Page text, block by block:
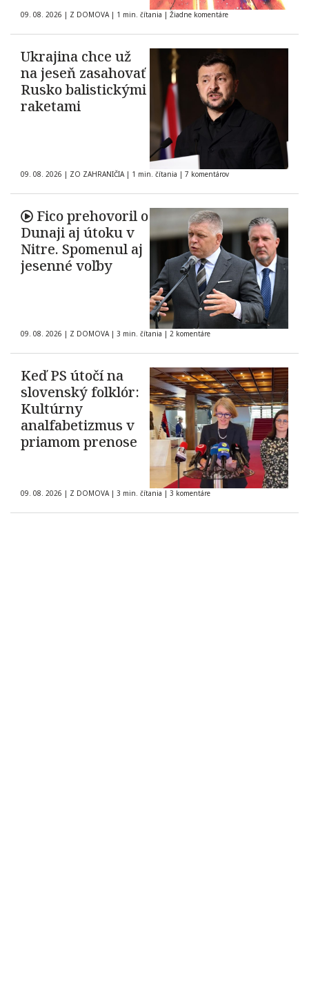
09. 08. 2026 | Z DOMOVA | 1 min. čítania | Žiadne komentáre
Ukrajina chce už
na jeseň zasahovať
Rusko balistickými
raketami
09. 08. 2026 | ZO ZAHRANIČIA | 1 min. čítania | 7 komentárov
Fico prehovoril o
Dunaji aj útoku v
Nitre. Spomenul aj
jesenné voľby
09. 08. 2026 | Z DOMOVA | 3 min. čítania | 2 komentáre
Keď PS útočí na
slovenský folklór:
Kultúrny
analfabetizmus v
priamom prenose
09. 08. 2026 | Z DOMOVA | 3 min. čítania | 3 komentáre